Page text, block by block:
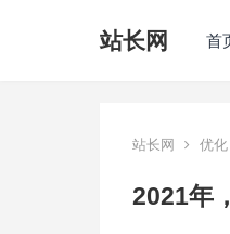
站长网 首
站长网 优化
2021年